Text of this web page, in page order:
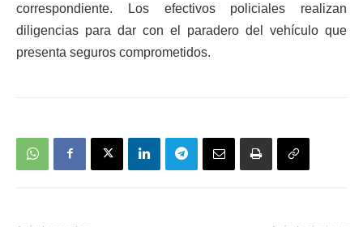
correspondiente. Los efectivos policiales realizan
diligencias para dar con el paradero del vehículo que
presenta seguros comprometidos.